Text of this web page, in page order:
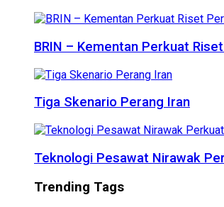
BRIN – Kementan Perkuat
Tiga Skenario Perang Iran
Teknologi Pesawat Nirawak
Trending Tags